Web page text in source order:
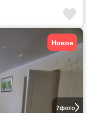
7фото
Новое